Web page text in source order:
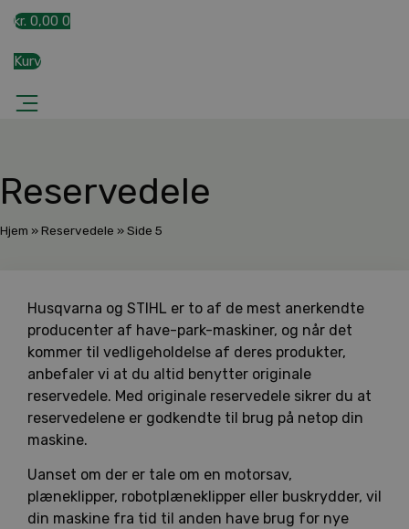
kr. 0,00 0
Kurv
Reservedele
Hjem »Reservedele »Side 5
Husqvarna og STIHL er to af de mest anerkendte
producenter af have-park-maskiner, og når det
kommer til vedligeholdelse af deres produkter,
anbefaler vi at du altid benytter originale
reservedele. Med originale reservedele sikrer du at
reservedelene er godkendte til brug på netop din
maskine.
Uanset om der er tale om en motorsav,
plæneklipper, robotplæneklipper eller buskrydder, vil
din maskine fra tid til anden have brug for nye